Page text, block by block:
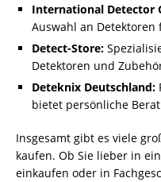
International Detector
Auswahl an Detektoren
Detect-Store:
Detektoren und
Deteknix Deutschland:
bietet persönliche
Insgesamt gibt es viele
kaufen. Ob Sie lieber in
einkaufen oder in